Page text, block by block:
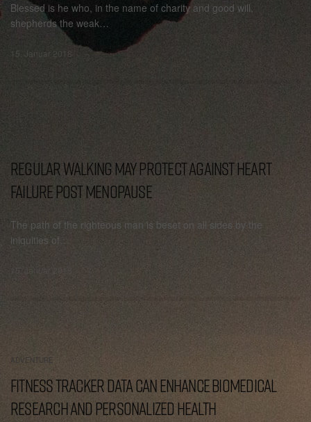
Blessed is he who, in the name of charity and good will,
shepherds the weak…
15. Januar 2018
REGULAR WALKING MAY PROTECT AGAINST HEART
FAILURE POST MENOPAUSE
The path of the righteous man is beset on all sides by the
iniquities of…
ADVENTURE
FITNESS TRACKER DATA CAN ENHANCE BIOMEDICAL
RESEARCH AND PERSONALIZED HEALTH